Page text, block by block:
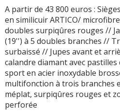
A partir de 43 800 euros :
en similicuir ARTICO/
doubles surpiqûres rouges //
(19'') à 5 doubles branches //
surbaissé // Jupes avant et
calandre diamant avec
sport en acier inoxydable
multifonction à trois branches
méplat, surpiqûres rouges et
perforée